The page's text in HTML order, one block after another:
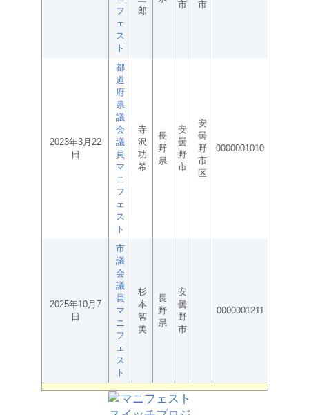
フ
ェ
ス
ト
郎
市
市
2023年3月22
日
都
道
府
県
議
会
議
員
マ
ニ
フ
ェ
ス
ト
寺
沢
功
希
長
野
県
安
曇
野
市
安
曇
野
市
区
0000001010
2025年10月7
日
市
議
会
議
員
マ
ニ
フ
ェ
ス
ト
杉
本
智
美
長
野
県
安
曇
野
市
0000001211